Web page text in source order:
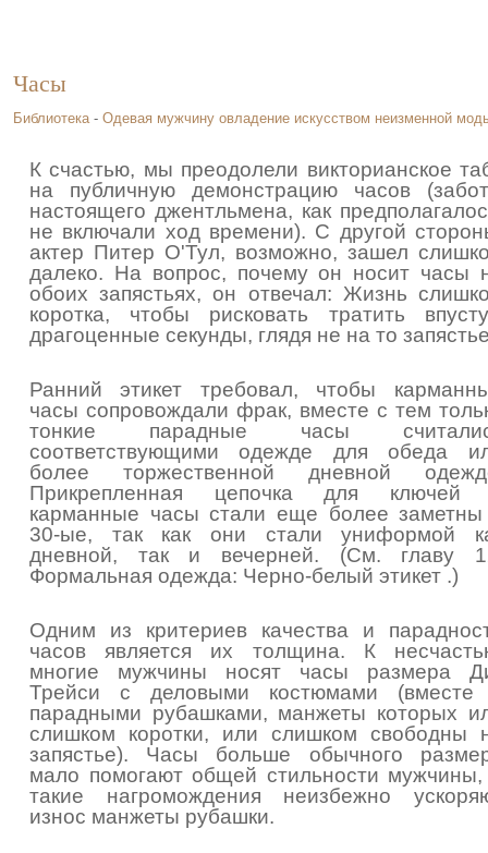
Часы
Библиотека - Одевая мужчину овладение искусством неизменной
К счастью, мы преодолели викторианское
на публичную демонстрацию часов
настоящего джентльмена, как
не включали ход времени). С другой
актер Питер О'Тул, возможно, зашел
далеко. На вопрос, почему он носит часы
обоих запястьях, он отвечал: Жизнь
коротка, чтобы рисковать тратить
драгоценные секунды, глядя не на то
Ранний этикет требовал, чтобы
часы сопровождали фрак, вместе с тем
тонкие парадные часы
соответствующими одежде для обеда
более торжественной дневной
Прикрепленная цепочка для ключей
карманные часы стали еще более
30-ые, так как они стали униформой
дневной, так и вечерней. (См. главу
Формальная одежда: Черно-белый этикет .)
Одним из критериев качества и
часов является их толщина. К
многие мужчины носят часы размера
Трейси с деловыми костюмами (вместе
парадными рубашками, манжеты которых
слишком коротки, или слишком свободны
запястье). Часы больше обычного
мало помогают общей стильности
такие нагромождения неизбежно
износ манжеты рубашки.